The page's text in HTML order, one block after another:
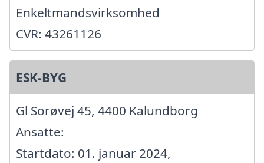
Enkeltmandsvirksomhed
CVR: 43261126
ESK-BYG
Gl Sorøvej 45, 4400 Kalundborg
Ansatte:
Startdato: 01. januar 2024,